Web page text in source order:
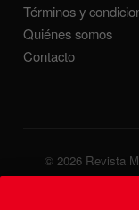
Términos y
Quiénes somos
Contacto
© 2026 Revista